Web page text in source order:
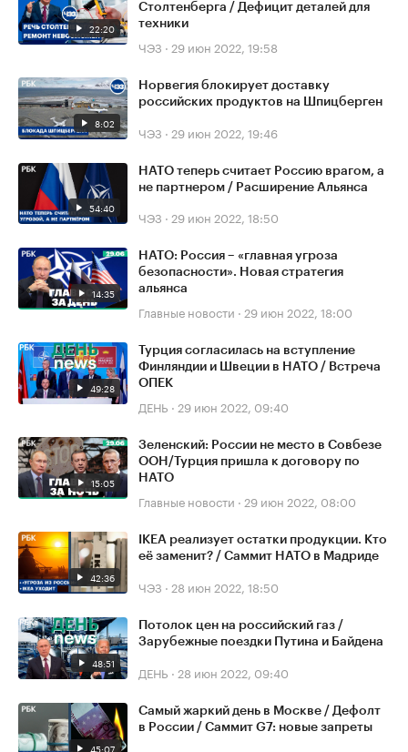
22:20
Столтенберга / Дефицит деталей для
техники
ЧЭЗ · 29 июн 2022, 19:58
8:02
Норвегия блокирует доставку
российских продуктов на Шпицберген
ЧЭЗ · 29 июн 2022, 19:46
54:40
НАТО теперь считает Россию врагом, а
не партнером / Расширение Альянса
ЧЭЗ · 29 июн 2022, 18:50
14:35
НАТО: Россия – «главная угроза
безопасности». Новая стратегия
альянса
Главные новости · 29 июн 2022, 18:00
49:28
Турция согласилась на вступление
Финляндии и Швеции в НАТО / Встреча
ОПЕК
ДЕНЬ · 29 июн 2022, 09:40
15:05
Зеленский: России не место в Совбезе
ООН/Турция пришла к договору по
НАТО
Главные новости · 29 июн 2022, 08:00
42:36
IKEA реализует остатки продукции. Кто
её заменит? / Саммит НАТО в Мадриде
ЧЭЗ · 28 июн 2022, 18:50
48:51
Потолок цен на российский газ /
Зарубежные поездки Путина и Байдена
ДЕНЬ · 28 июн 2022, 09:40
45:07
Самый жаркий день в Москве / Дефолт
в России / Саммит G7: новые запреты